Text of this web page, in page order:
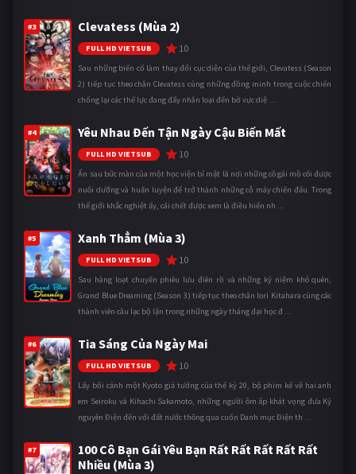
#3 Clevatess (Mùa 2)
FULL HD VIETSUB 10
Sau những biến cố làm thay đổi cục diện của thế giới, Clevatess (Season
2) tiếp tục theo chân Clevatess cùng những đồng minh trong cuộc chiến
chống lại các thế lực đang đẩy nhân loại đến bờ vực diệ ...
#4 Yêu Nhau Đến Tận Ngày Cậu Biến Mất
FULL HD VIETSUB 10
Ẩn sau bức màn của một học viện bí mật là nơi những cô gái mồ côi được
nuôi dưỡng và huấn luyện để trở thành những cỗ máy chiến đấu. Trong
thế giới khắc nghiệt ấy, cái chết được xem là điều hiển nh ...
#5 Xanh Thẳm (Mùa 3)
FULL HD VIETSUB 10
Sau hàng loạt chuyến phiêu lưu điên rồ và những kỷ niệm khó quên,
Grand Blue Dreaming (Season 3) tiếp tục theo chân Iori Kitahara cùng các
thành viên câu lạc bộ lặn trong những ngày tháng đại học đ ...
#6 Tia Sáng Của Ngày Mai
FULL HD VIETSUB 10
Lấy bối cảnh một Kyoto giả tưởng của thế kỷ 20, bộ phim kể về hai anh
em Seiroku và Kihachi Sakamoto, những người ôm ấp khát vọng đưa Kỷ
nguyên Điện đến với đất nước thông qua cuốn Danh mục Điện th ...
#7
100 Cô Bạn Gái Yêu Bạn Rất Rất Rất Rất Rất
Nhiều (Mùa 3)